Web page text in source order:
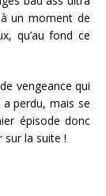
un moment de
qu’au fond ce
vengeance qui
perdu, mais se
épisode donc
sur la suite !